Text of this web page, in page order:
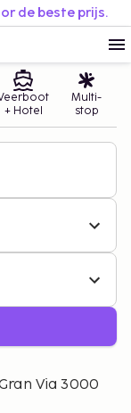
de beste prijs.
+ Hotel
Multi-
stop
Via 3000